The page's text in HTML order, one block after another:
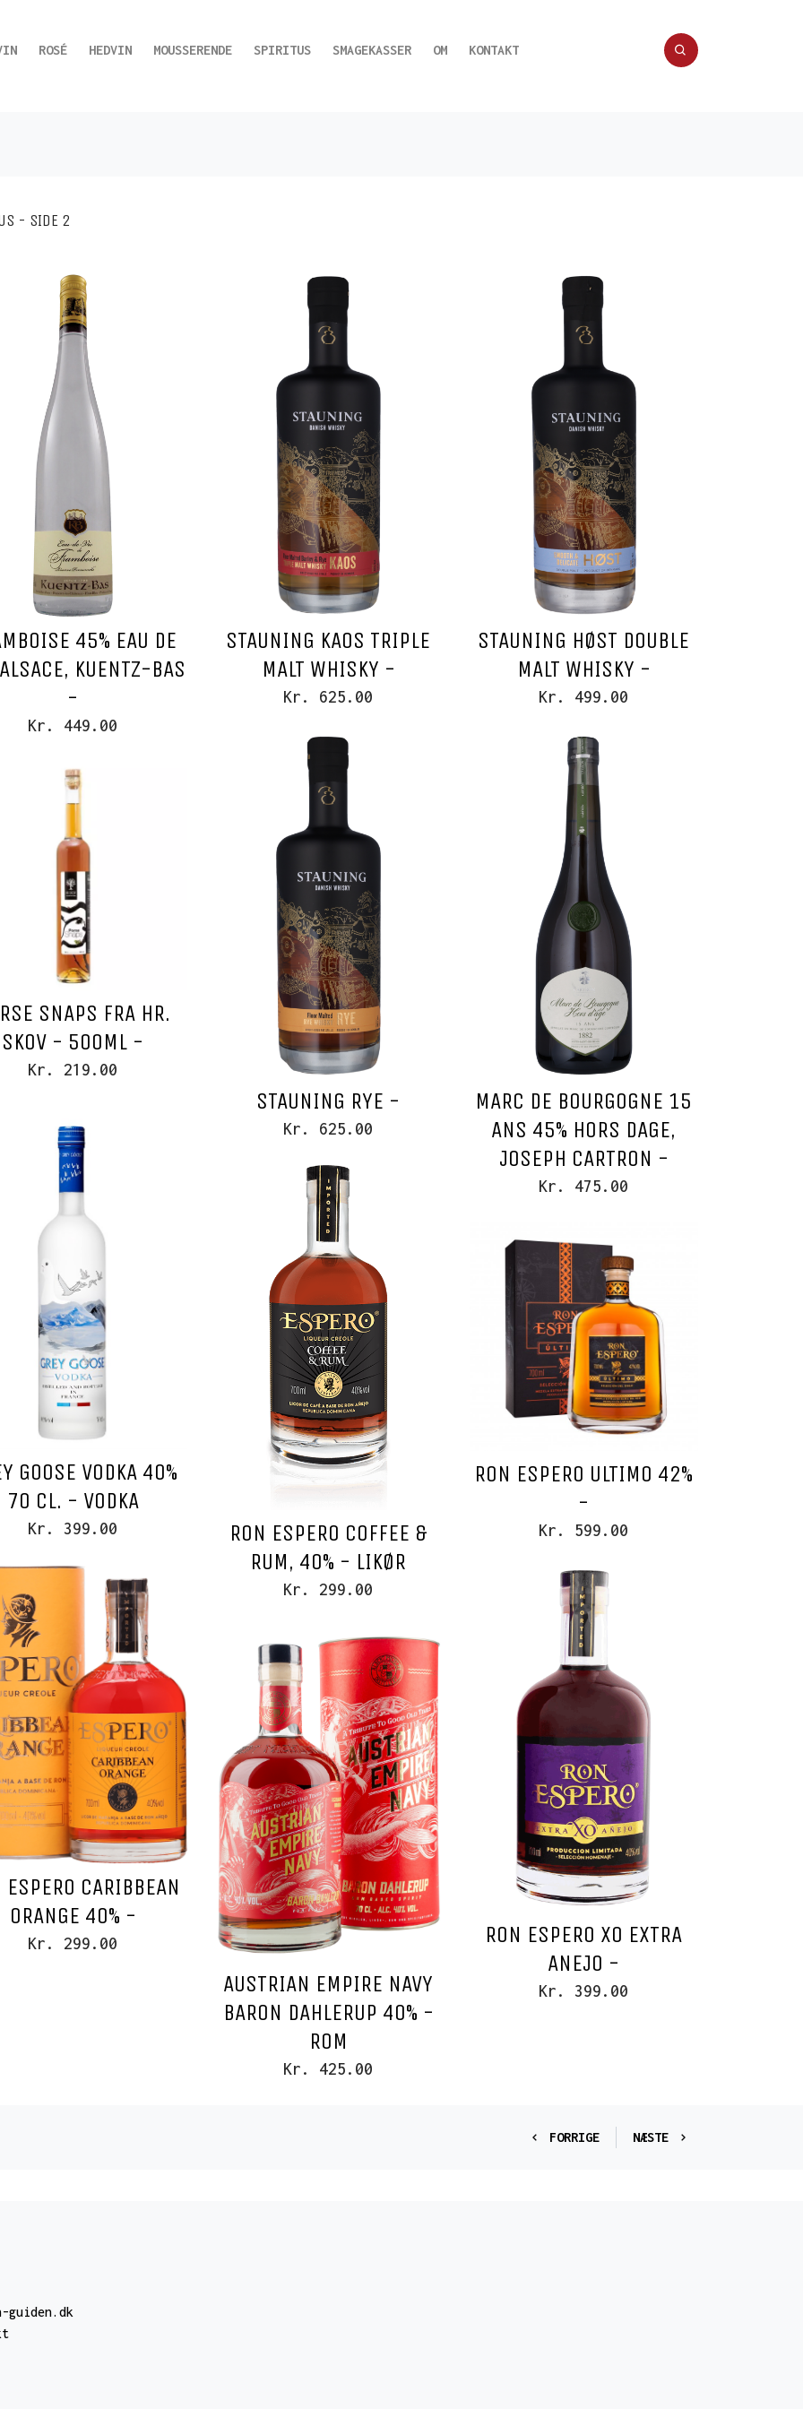
ROSÉ HEDVIN MOUSSERENDE SPIRITUS SMAGEKASSER OM KONTAKT
- SIDE 2
45% EAU DE
KUENTZ-BAS
-
Kr. 449.00
STAUNING KAOS TRIPLE
MALT WHISKY -
Kr. 625.00
STAUNING HØST DOUBLE
MALT WHISKY -
Kr. 499.00
STAUNING RYE -
Kr. 625.00
MARC DE BOURGOGNE 15
ANS 45% HORS DAGE,
JOSEPH CARTRON -
Kr. 475.00
SNAPS FRA HR.
SKOV - 500ML -
Kr. 219.00
GOOSE VODKA 40%
70 CL. - VODKA
Kr. 399.00
RON ESPERO COFFEE &
RUM, 40% - LIKØR
Kr. 299.00
RON ESPERO ULTIMO 42%
-
Kr. 599.00
ESPERO CARIBBEAN
ORANGE 40% -
Kr. 299.00
RON ESPERO XO EXTRA
ANEJO -
Kr. 399.00
AUSTRIAN EMPIRE NAVY
BARON DAHLERUP 40% -
ROM
Kr. 425.00
FORRIGE NÆSTE
guiden.dk